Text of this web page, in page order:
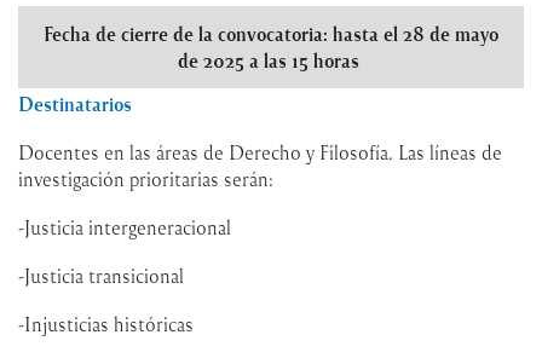
Fecha de cierre de la convocatoria: hasta el 28 de mayo
de 2025 a las 15 horas
Destinatarios
Docentes en las áreas de Derecho y Filosofía. Las líneas de
investigación prioritarias serán:
-Justicia intergeneracional
-Justicia transicional
-Injusticias históricas